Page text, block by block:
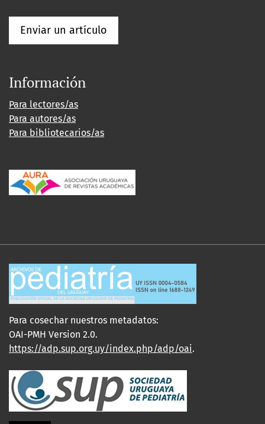
Enviar un artículo
Información
Para lectores/as
Para autores/as
Para bibliotecarios/as
Para cosechar nuestros metadatos:
OAI-PMH Version 2.0.
https://adp.sup.org.uy/index.php/adp/oai.